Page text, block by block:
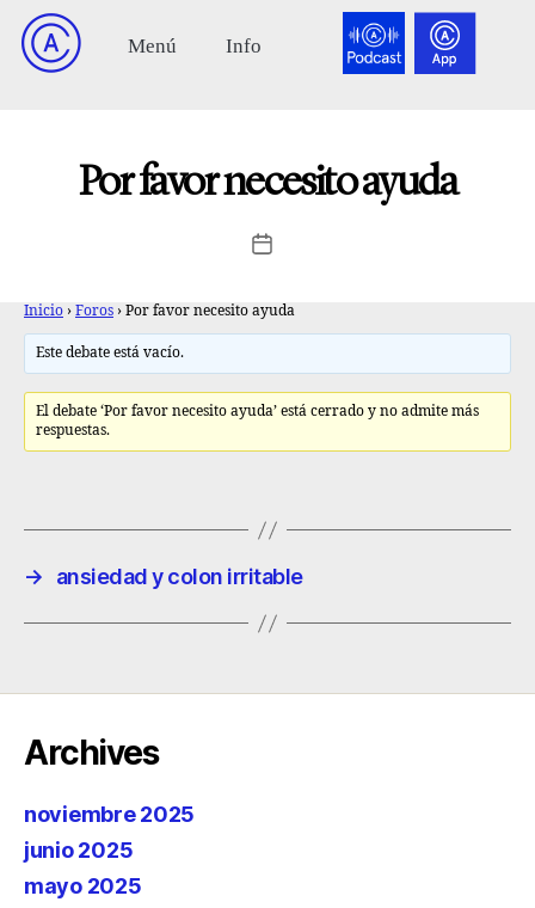
Por favor necesito ayuda
Inicio › Foros › Por favor necesito ayuda
Este debate está vacío.
El debate ‘Por favor necesito ayuda’ está cerrado y no admite más
respuestas.
→ ansiedad y colon irritable
Archives
noviembre 2025
junio 2025
mayo 2025